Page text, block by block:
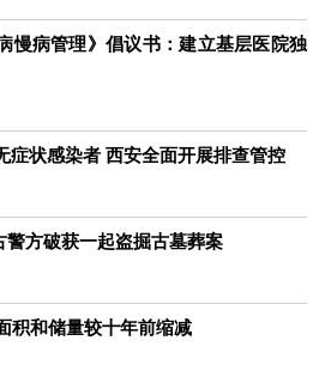
慢病管理》倡议书：建立基层医院独
症状感染者 西安全面开展排查管控
方破获一起盗掘古墓葬案
积和储量较十年前缩减